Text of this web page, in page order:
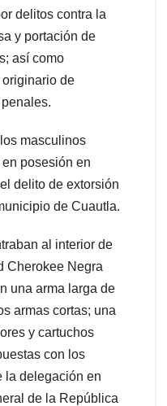
delitos contra la
y portación de
así como
originario de
masculinos
posesión en
delito de extorsión
de Cuautla.
al interior de
Cherokee Negra
una arma larga de
armas cortas; una
y cartuchos
con los
la delegación en
de la República